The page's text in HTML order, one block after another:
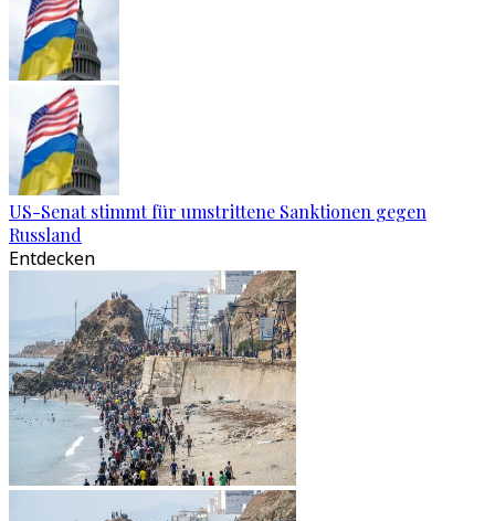
US-Senat stimmt für umstrittene Sanktionen gegen
Russland
Entdecken